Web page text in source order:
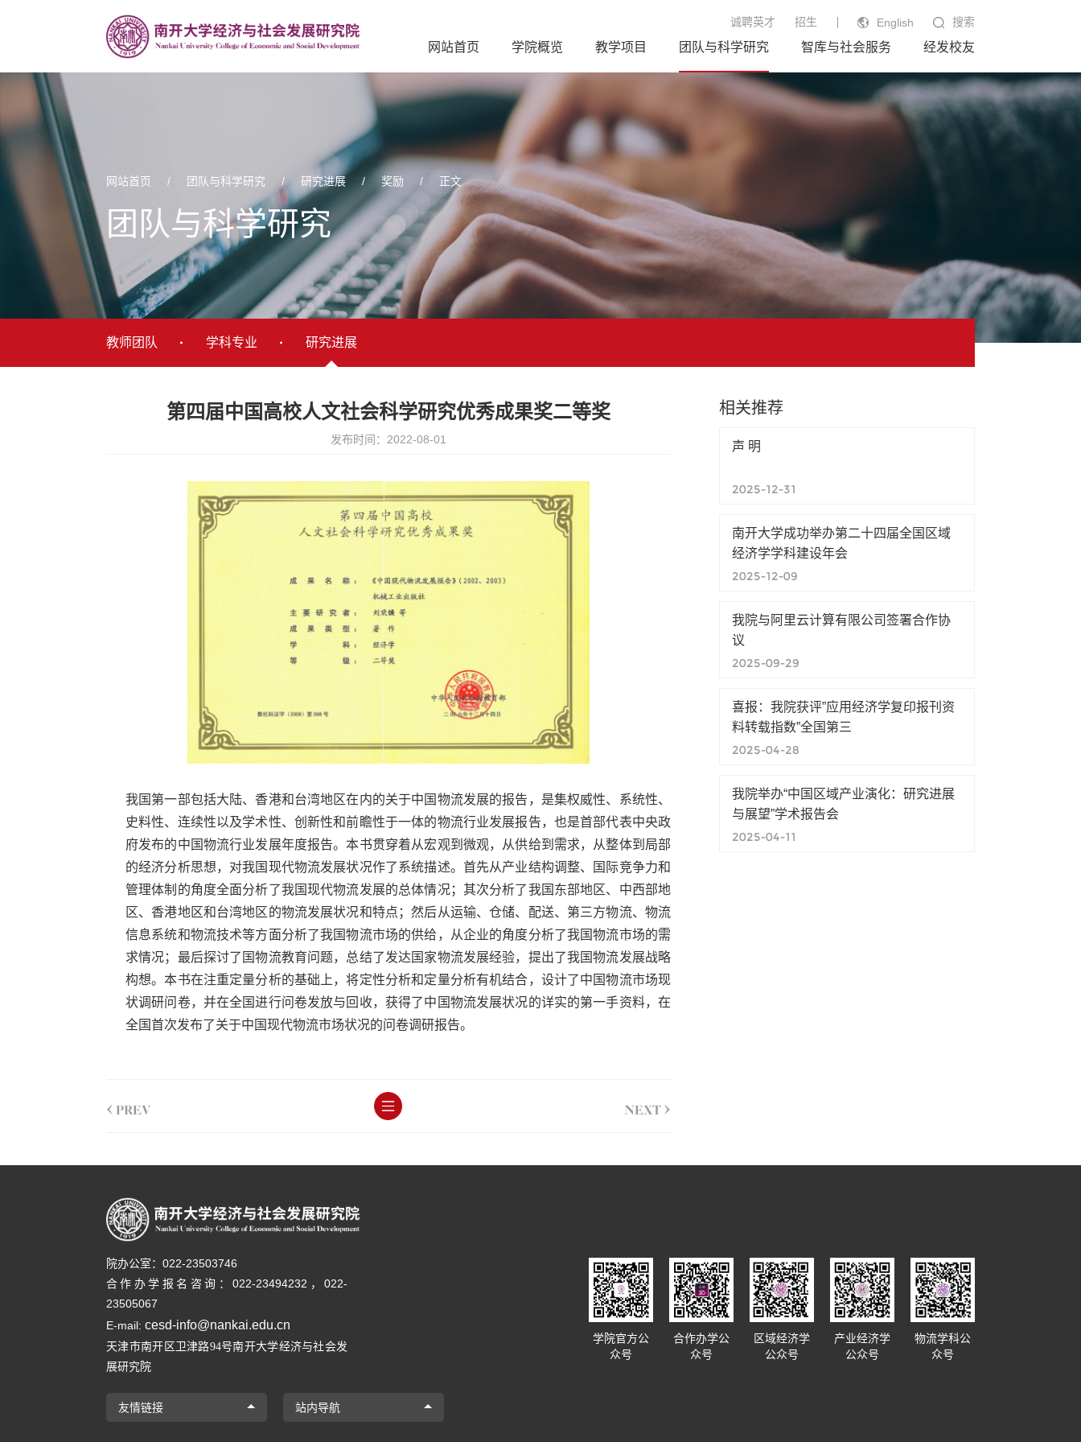
诚聘英才 招生 English 搜索
网站首页 学院概览 教学项目 团队与科学研究 智库与社会服务 经发校友
网站首页 / 团队与科学研究 / 研究进展 / 奖励 / 正文
团队与科学研究
教师团队 学科专业 研究进展
第四届中国高校人文社会科学研究优秀成果奖二等奖
发布时间：2022-08-01
我国第一部包括大陆、香港和台湾地区在内的关于中国物流发展的报告，是集权威性、系统性、
史料性、连续性以及学术性、创新性和前瞻性于一体的物流行业发展报告，也是首部代表中央政
府发布的中国物流行业发展年度报告。本书贯穿着从宏观到微观，从供给到需求，从整体到局部
的经济分析思想，对我国现代物流发展状况作了系统描述。首先从产业结构调整、国际竞争力和
管理体制的角度全面分析了我国现代物流发展的总体情况；其次分析了我国东部地区、中西部地
区、香港地区和台湾地区的物流发展状况和特点；然后从运输、仓储、配送、第三方物流、物流
信息系统和物流技术等方面分析了我国物流市场的供给，从企业的角度分析了我国物流市场的需
求情况；最后探讨了国物流教育问题，总结了发达国家物流发展经验，提出了我国物流发展战略
构想。本书在注重定量分析的基础上，将定性分析和定量分析有机结合，设计了中国物流市场现
状调研问卷，并在全国进行问卷发放与回收，获得了中国物流发展状况的详实的第一手资料，在
全国首次发布了关于中国现代物流市场状况的问卷调研报告。
< PREV NEXT >
相关推荐
声 明
2025-12-31
南开大学成功举办第二十四届全国区域
经济学学科建设年会
2025-12-09
我院与阿里云计算有限公司签署合作协
议
2025-09-29
喜报：我院获评”应用经济学复印报刊资
料转载指数”全国第三
2025-04-28
我院举办“中国区域产业演化：研究进展
与展望”学术报告会
2025-04-11
院办公室：022-23503746
合作办学报名咨询：022-23494232，022-
23505067
E-mail: cesd-info@nankai.edu.cn
天津市南开区卫津路94号南开大学经济与社会发
展研究院
友情链接 站内导航
学院官方公
众号
合作办学公
众号
区域经济学
公众号
产业经济学
公众号
物流学科公
众号